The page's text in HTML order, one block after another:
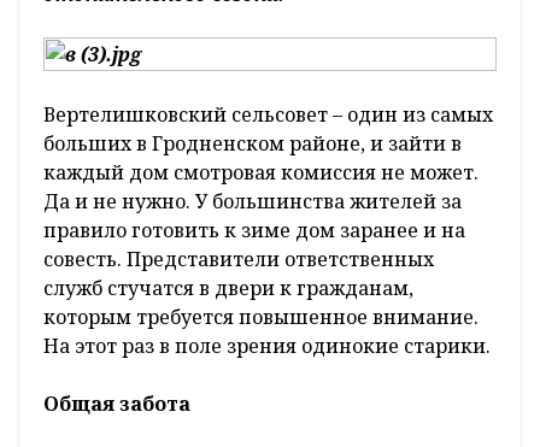
Вертелишковский сельсовет – один из самых
больших в Гродненском районе, и зайти в
каждый дом смотровая комиссия не может.
Да и не нужно. У большинства жителей за
правило готовить к зиме дом заранее и на
совесть. Представители ответственных
служб стучатся в двери к гражданам,
которым требуется повышенное внимание.
На этот раз в поле зрения одинокие старики.
Общая забота